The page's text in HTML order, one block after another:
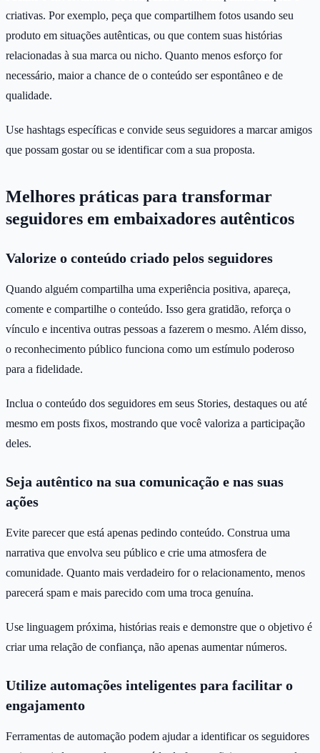
criativas. Por exemplo, peça que compartilhem fotos usando seu
produto em situações autênticas, ou que contem suas histórias
relacionadas à sua marca ou nicho. Quanto menos esforço for
necessário, maior a chance de o conteúdo ser espontâneo e de
qualidade.
Use hashtags específicas e convide seus seguidores a marcar amigos
que possam gostar ou se identificar com a sua proposta.
Melhores práticas para transformar
seguidores em embaixadores autênticos
Valorize o conteúdo criado pelos seguidores
Quando alguém compartilha uma experiência positiva, apareça,
comente e compartilhe o conteúdo. Isso gera gratidão, reforça o
vínculo e incentiva outras pessoas a fazerem o mesmo. Além disso,
o reconhecimento público funciona como um estímulo poderoso
para a fidelidade.
Inclua o conteúdo dos seguidores em seus Stories, destaques ou até
mesmo em posts fixos, mostrando que você valoriza a participação
deles.
Seja autêntico na sua comunicação e nas suas
ações
Evite parecer que está apenas pedindo conteúdo. Construa uma
narrativa que envolva seu público e crie uma atmosfera de
comunidade. Quanto mais verdadeiro for o relacionamento, menos
parecerá spam e mais parecido com uma troca genuína.
Use linguagem próxima, histórias reais e demonstre que o objetivo é
criar uma relação de confiança, não apenas aumentar números.
Utilize automações inteligentes para facilitar o
engajamento
Ferramentas de automação podem ajudar a identificar os seguidores